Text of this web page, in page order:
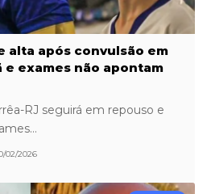
alta após convulsão em
e exames não apontam
RJ seguirá em repouso e
02/2026